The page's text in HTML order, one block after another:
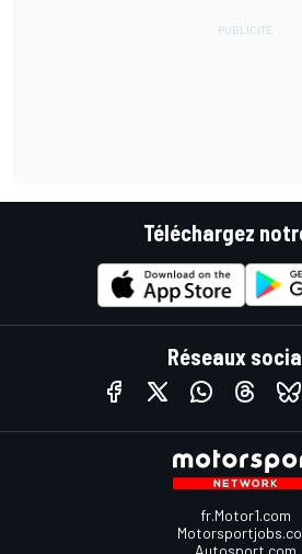
Téléchargez
Réseaux
fr.Motor1.com
Autosport.com